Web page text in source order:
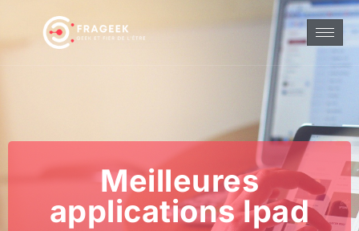
Meilleures
applications Ipad